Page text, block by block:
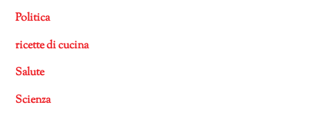
Politica
ricette di cucina
Salute
Scienza